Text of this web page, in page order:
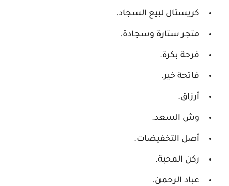
كريستال لبيع السجاد.
متجر ستارة وسجادة.
فرحة بكرة.
فاتحة خير.
أرزاق.
وش السعد.
أصل التخفيضات.
ركن المحبة.
عباد الرحمن.